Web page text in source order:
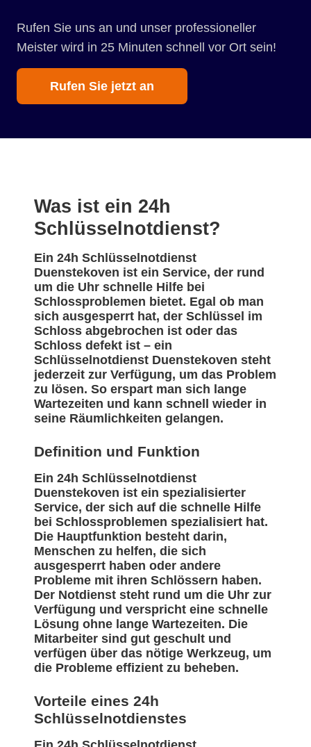
Rufen Sie uns an und unser professioneller
Meister wird in 25 Minuten schnell vor Ort sein!
Rufen Sie jetzt an
Was ist ein 24h
Schlüsselnotdienst?
Ein 24h Schlüsselnotdienst
Duenstekoven ist ein Service, der rund
um die Uhr schnelle Hilfe bei
Schlossproblemen bietet. Egal ob man
sich ausgesperrt hat, der Schlüssel im
Schloss abgebrochen ist oder das
Schloss defekt ist – ein
Schlüsselnotdienst Duenstekoven steht
jederzeit zur Verfügung, um das Problem
zu lösen. So erspart man sich lange
Wartezeiten und kann schnell wieder in
seine Räumlichkeiten gelangen.
Definition und Funktion
Ein 24h Schlüsselnotdienst
Duenstekoven ist ein spezialisierter
Service, der sich auf die schnelle Hilfe
bei Schlossproblemen spezialisiert hat.
Die Hauptfunktion besteht darin,
Menschen zu helfen, die sich
ausgesperrt haben oder andere
Probleme mit ihren Schlössern haben.
Der Notdienst steht rund um die Uhr zur
Verfügung und verspricht eine schnelle
Lösung ohne lange Wartezeiten. Die
Mitarbeiter sind gut geschult und
verfügen über das nötige Werkzeug, um
die Probleme effizient zu beheben.
Vorteile eines 24h
Schlüsselnotdienstes